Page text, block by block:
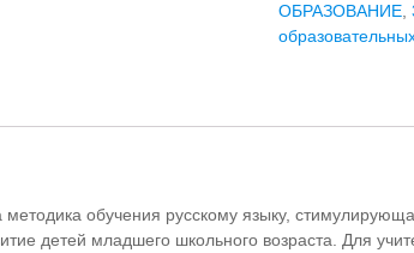
ОБРАЗОВАНИЕ ,
методика обучения русскому языку,
детей младшего школьного возраста. Для